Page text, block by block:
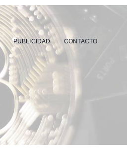
PUBLICIDAD CONTACTO